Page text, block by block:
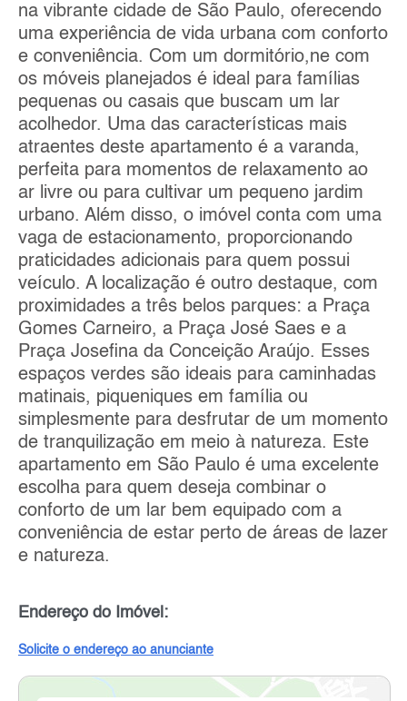
na vibrante cidade de São Paulo, oferecendo
uma experiência de vida urbana com conforto
e conveniência. Com um dormitório,ne com
os móveis planejados é ideal para famílias
pequenas ou casais que buscam um lar
acolhedor. Uma das características mais
atraentes deste apartamento é a varanda,
perfeita para momentos de relaxamento ao
ar livre ou para cultivar um pequeno jardim
urbano. Além disso, o imóvel conta com uma
vaga de estacionamento, proporcionando
praticidades adicionais para quem possui
veículo. A localização é outro destaque, com
proximidades a três belos parques: a Praça
Gomes Carneiro, a Praça José Saes e a
Praça Josefina da Conceição Araújo. Esses
espaços verdes são ideais para caminhadas
matinais, piqueniques em família ou
simplesmente para desfrutar de um momento
de tranquilização em meio à natureza. Este
apartamento em São Paulo é uma excelente
escolha para quem deseja combinar o
conforto de um lar bem equipado com a
conveniência de estar perto de áreas de lazer
e natureza.
Endereço do Imóvel:
Solicite o endereço ao anunciante